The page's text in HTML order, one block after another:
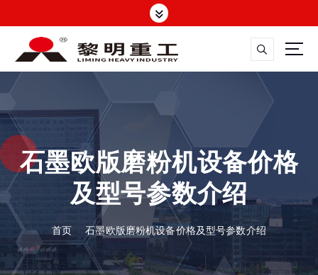
转
容 大修渣磨粉机，矿渣立磨
石墨欧版磨粉机设备价格
及型号参数介绍
首页 石墨欧版磨粉机设备价格及型号参数介绍